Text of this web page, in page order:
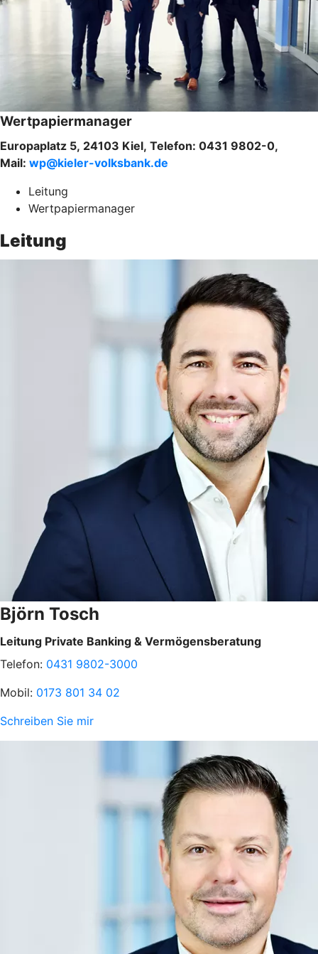
Wertpapiermanager
Europaplatz 5, 24103 Kiel, Telefon: 0431 9802-0,
Mail: wp@kieler-volksbank.de
Leitung
Wertpapiermanager
Leitung
Björn Tosch
Leitung Private Banking & Vermögensberatung
Telefon: 0431 9802-3000
Mobil: 0173 801 34 02
Schreiben Sie mir